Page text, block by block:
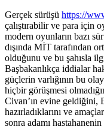
Gerçek sürüşü https://
çalıştırabilir ve para için
modern oyunların bazı
dışında MİT tarafından
olduğunu ve bu şahısla
Başbakanlıkça iddialar
güçlerin varlığının bu
hiçbir görüşmesi
Civan’ın evine geldiğini,
hazırladıklarını ve
sonra adamı